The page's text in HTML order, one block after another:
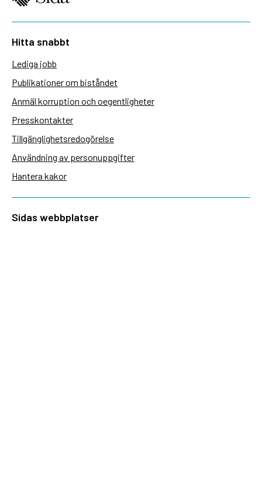
Hitta snabbt
Lediga jobb
Publikationer om biståndet
Anmäl korruption och oegentligheter
Presskontakter
Tillgänglighetsredogörelse
Användning av personuppgifter
Hantera kakor
Sidas webbplatser